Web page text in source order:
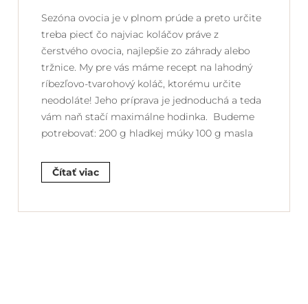
Sezóna ovocia je v plnom prúde a preto určite
treba piecť čo najviac koláčov práve z
čerstvého ovocia, najlepšie zo záhrady alebo
tržnice. My pre vás máme recept na lahodný
ríbezľovo-tvarohový koláč, ktorému určite
neodoláte! Jeho príprava je jednoduchá a teda
vám naň stačí maximálne hodinka. Budeme
potrebovať: 200 g hladkej múky 100 g masla
Čítať viac